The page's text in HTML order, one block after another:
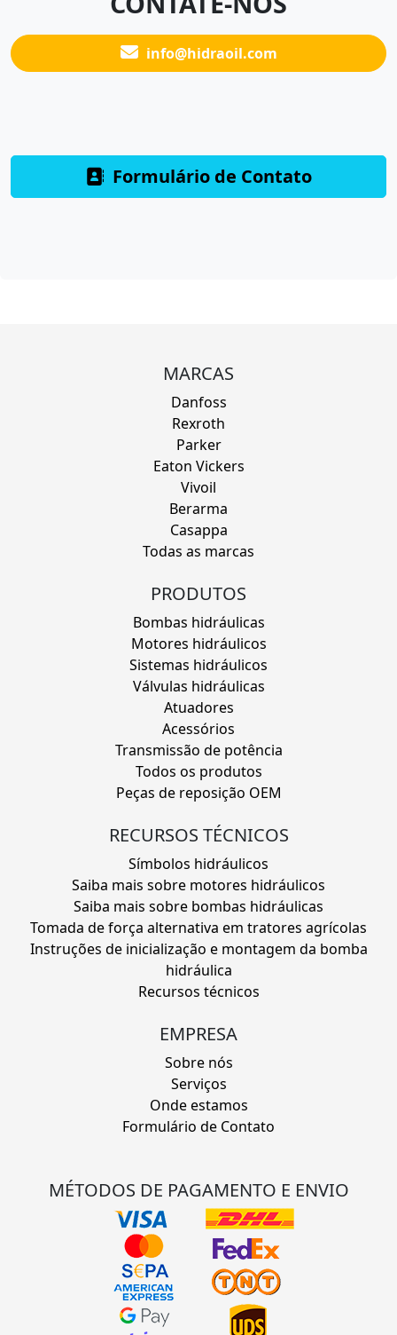
info@hidraoil.com
Formulário de Contato
MARCAS
Danfoss
Rexroth
Parker
Eaton Vickers
Vivoil
Berarma
Casappa
Todas as marcas
PRODUTOS
Bombas hidráulicas
Motores hidráulicos
Sistemas hidráulicos
Válvulas hidráulicas
Atuadores
Acessórios
Transmissão de potência
Todos os produtos
Peças de reposição OEM
RECURSOS TÉCNICOS
Símbolos hidráulicos
Saiba mais sobre motores hidráulicos
Saiba mais sobre bombas hidráulicas
Tomada de força alternativa em tratores agrícolas
Instruções de inicialização e montagem da bomba
hidráulica
Recursos técnicos
EMPRESA
Sobre nós
Serviços
Onde estamos
Formulário de Contato
MÉTODOS DE PAGAMENTO E ENVIO